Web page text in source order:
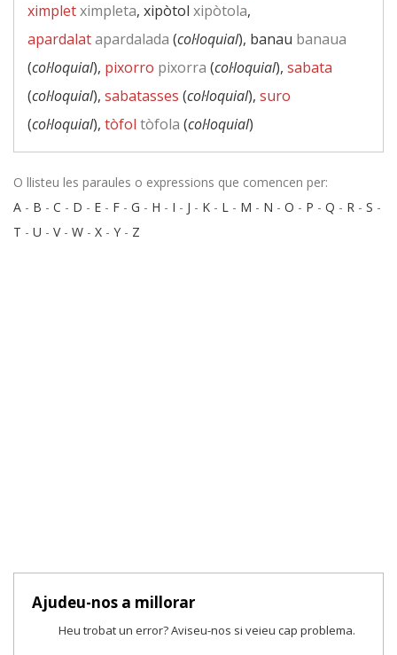
ximpletximpleta, xipòtol xipòtola,
apardalatapardalada (col·loquial), banau banaua
(col·loquial), pixorro pixorra (col·loquial), sabata
(col·loquial), sabatasses (col·loquial), suro
(col·loquial), tòfol tòfola (col·loquial)
O llisteu les paraules o expressions que comencen per:
A - B - C - D - E - F - G - H - I - J - K - L - M - N - O - P - Q - R - S -
T - U - V- W - X - Y - Z
Ajudeu-nos a millorar
Heu trobat un error? Aviseu-nos si veieu cap problema.